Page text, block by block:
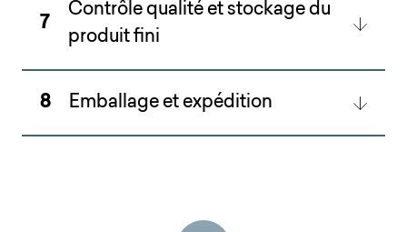
7
Contrôle qualité et stockage du
produit fini
8 Emballage et expédition